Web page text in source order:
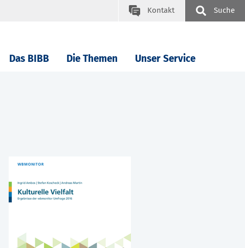
Kontakt Suche
Das BIBB Die Themen Unser Service